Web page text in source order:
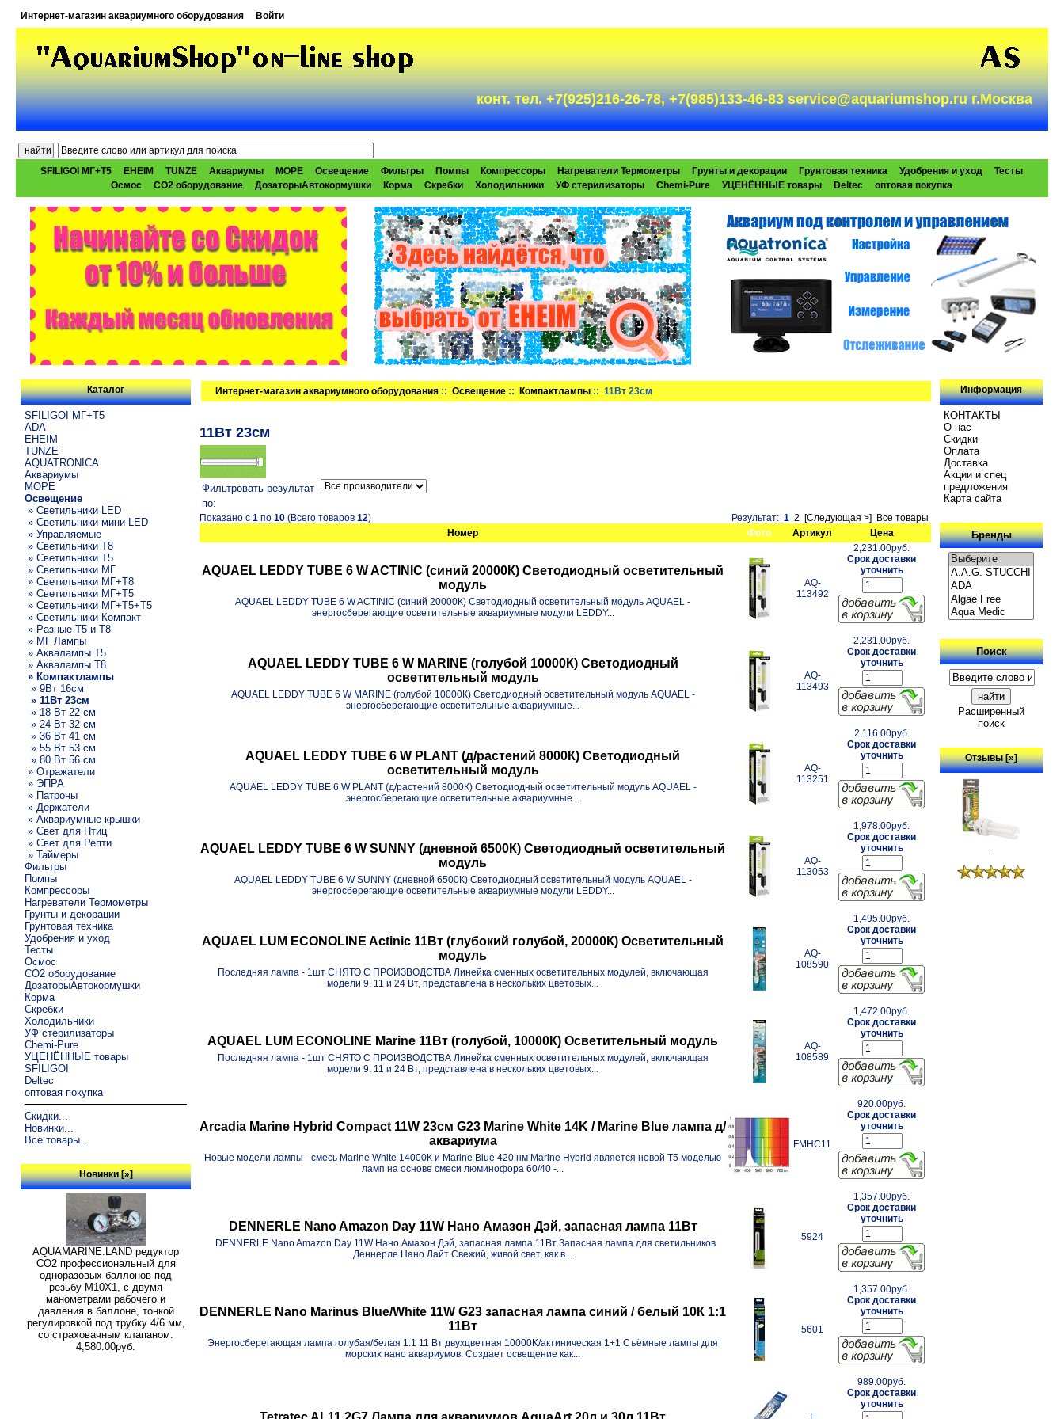
Интернет-магазин аквариумного оборудования Войти
конт. тел. +7(925)216-26-78, +7(985)133-46-83 service@aquariumshop.ru г.Москва
SFILIGOI МГ+Т5 EHEIM TUNZE Аквариумы МОРЕ Освещение Фильтры Помпы Компрессоры Нагреватели Термометры Грунты и декорации Грунтовая техника Удобрения и уход
Тесты
Осмос
CO2 оборудование ДозаторыАвтокормушки Корма Скребки Холодильники УФ стерилизаторы Chemi-Pure УЦЕНЁННЫЕ товары Deltec оптовая покупка
Каталог
SFILIGOI МГ+Т5
ADA
EHEIM
TUNZE
AQUATRONICA
Аквариумы
МОРЕ
Освещение
» Светильники LED
» Светильники мини LED
» Управляемые
» Светильники T8
» Светильники T5
» Светильники МГ
» Светильники МГ+T8
» Светильники МГ+T5
» Светильники МГ+T5+T5
» Светильники Компакт
» Разные T5 и T8
» МГ Лампы
» Аквалампы T5
» Аквалампы T8
» Компактлампы
» 9Вт 16см
» 11Вт 23см
» 18 Вт 22 см
» 24 Вт 32 см
» 36 Вт 41 см
» 55 Вт 53 см
» 80 Вт 56 см
» Отражатели
» ЭПРА
» Патроны
» Держатели
» Аквариумные крышки
» Свет для Птиц
» Свет для Репти
» Таймеры
Фильтры
Помпы
Компрессоры
Нагреватели Термометры
Грунты и декорации
Грунтовая техника
Удобрения и уход
Тесты
Осмос
CO2 оборудование
ДозаторыАвтокормушки
Корма
Скребки
Холодильники
УФ стерилизаторы
Chemi-Pure
УЦЕНЁННЫЕ товары
SFILIGOI
Deltec
оптовая покупка
Скидки...
Новинки...
Все товары...
Новинки [»]
AQUAMARINE.LAND редуктор
СО2 профессиональный для
одноразовых баллонов под
резьбу M10X1, с двумя
манометрами рабочего и
давления в баллоне, тонкой
регулировкой под трубку 4/6 мм,
со страховачным клапаном.
4,580.00руб.
Интернет-магазин аквариумного оборудования ::Освещение :: Компактлампы :: 11Вт 23см
11Вт 23см
Фильтровать результат
по:
Показано с1 по10 (Всего товаров12) Результат:1 2 [Следующая >]
Все товары
Номер
Фото Артикул Цена
AQUAEL LEDDY TUBE 6 W ACTINIC (синий 20000К) Светодиодный осветительный
модуль
AQUAEL LEDDY TUBE 6 W ACTINIC (синий 20000К) Светодиодный осветительный модуль AQUAEL -
энергосберегающие осветительные аквариумные модули LEDDY...
AQ-
113492
2,231.00руб.
Срок доставки
уточнить
AQUAEL LEDDY TUBE 6 W MARINE (голубой 10000К) Светодиодный
осветительный модуль
AQUAEL LEDDY TUBE 6 W MARINE (голубой 10000К) Светодиодный осветительный модуль AQUAEL -
энергосберегающие осветительные аквариумные...
AQ-
113493
2,231.00руб.
Срок доставки
уточнить
AQUAEL LEDDY TUBE 6 W PLANT (д/растений 8000К) Светодиодный
осветительный модуль
AQUAEL LEDDY TUBE 6 W PLANT (д/растений 8000К) Светодиодный осветительный модуль AQUAEL -
энергосберегающие осветительные аквариумные...
AQ-
113251
2,116.00руб.
Срок доставки
уточнить
AQUAEL LEDDY TUBE 6 W SUNNY (дневной 6500К) Светодиодный осветительный
модуль
AQUAEL LEDDY TUBE 6 W SUNNY (дневной 6500К) Светодиодный осветительный модуль AQUAEL -
энергосберегающие осветительные аквариумные модули LEDDY...
AQ-
113053
1,978.00руб.
Срок доставки
уточнить
AQUAEL LUM ECONOLINE Actinic 11Вт (глубокий голубой, 20000К) Осветительный
модуль
Последняя лампа - 1шт СНЯТО С ПРОИЗВОДСТВА Линейка сменных осветительных модулей, включающая
модели 9, 11 и 24 Вт, представлена в нескольких цветовых...
AQ-
108590
1,495.00руб.
Срок доставки
уточнить
AQUAEL LUM ECONOLINE Marine 11Вт (голубой, 10000К) Осветительный модуль
Последняя лампа - 1шт СНЯТО С ПРОИЗВОДСТВА Линейка сменных осветительных модулей, включающая
модели 9, 11 и 24 Вт, представлена в нескольких цветовых...
AQ-
108589
1,472.00руб.
Срок доставки
уточнить
Arcadia Marine Hybrid Compact 11W 23см G23 Marine White 14K / Marine Blue лампа д/
аквариума
Новые модели лампы - смесь Marine White 14000К и Marine Blue 420 нм Marine Hybrid является новой T5 моделью
ламп на основе смеси люминофора 60/40 -...
FMHC11
920.00руб.
Срок доставки
уточнить
DENNERLE Nano Amazon Day 11W Нано Амазон Дэй, запасная лампа 11Вт
DENNERLE Nano Amazon Day 11W Нано Амазон Дэй, запасная лампа 11Вт Запасная лампа для светильников
Деннерле Нано Лайт Свежий, живой свет, как в...
5924
1,357.00руб.
Срок доставки
уточнить
DENNERLE Nano Marinus Blue/White 11W G23 запасная лампа синий / белый 10К 1:1
11Вт
Энергосберегающая лампа голубая/белая 1:1 11 Вт двухцветная 10000K/актиническая 1+1 Съёмные лампы для
морских нано аквариумов. Создает освещение как...
5601
1,357.00руб.
Срок доставки
уточнить
989.00руб.
Срок доставки
уточнить
Информация
КОНТАКТЫ
О нас
Скидки
Oплатa
Доставка
Акции и спец
предложения
Карта сайта
Бренды
Поиск
Расширенный
поиск
Отзывы [»]